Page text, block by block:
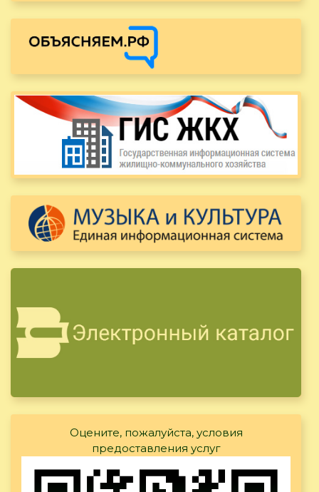
Оцените, пожалуйста, условия
предоставления услуг